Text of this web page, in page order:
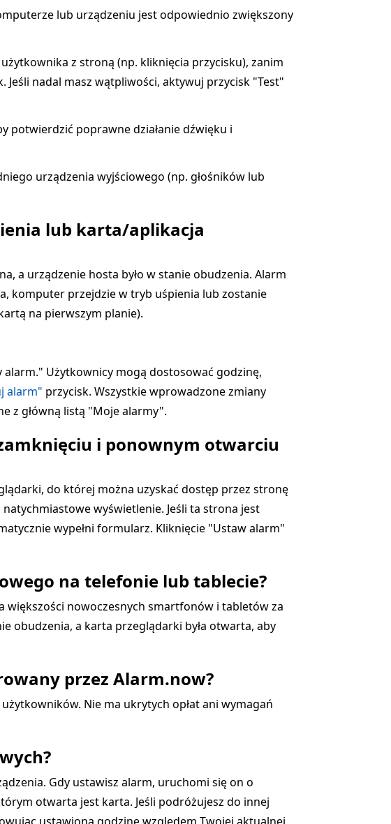
lub urządzeniu jest odpowiednio zwiększony
z stroną (np. kliknięcia przycisku), zanim
nadal masz wątpliwości, aktywuj przycisk "Test"
potwierdzić poprawne działanie dźwięku i
urządzenia wyjściowego (np. głośników lub
lub karta/aplikacja
a urządzenie hosta było w stanie obudzenia. Alarm
komputer przejdzie w tryb uśpienia lub zostanie
na pierwszym planie).
Użytkownicy mogą dostosować godzinę,
alarm" przycisk. Wszystkie wprowadzone zmiany
z główną listą "Moje alarmy".
i ponownym otwarciu
do której można uzyskać dostęp przez stronę
wyświetlenie. Jeśli ta strona jest
wypełni formularz. Kliknięcie "Ustaw alarm"
na telefonie lub tablecie?
większości nowoczesnych smartfonów i tabletów za
obudzenia, a karta przeglądarki była otwarta, aby
przez Alarm.now?
Nie ma ukrytych opłat ani wymagań
Gdy ustawisz alarm, uruchomi się on o
otwarta jest karta. Jeśli podróżujesz do innej